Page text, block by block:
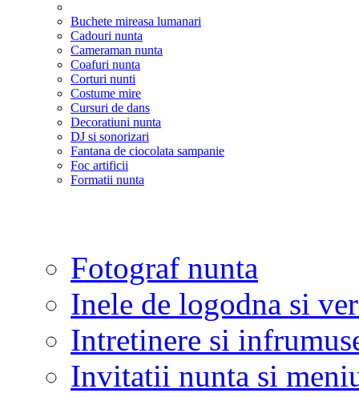
Buchete mireasa lumanari
Cadouri nunta
Cameraman nunta
Coafuri nunta
Corturi nunti
Costume mire
Cursuri de dans
Decoratiuni nunta
DJ si sonorizari
Fantana de ciocolata sampanie
Foc artificii
Formatii nunta
Fotograf nunta
Inele de logodna si
Intretinere si
Invitatii nunta si